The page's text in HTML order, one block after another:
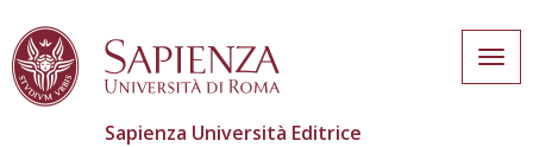
Sapienza Università Editrice